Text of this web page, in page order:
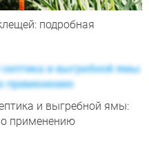
подробная
и выгребной ямы:
применению